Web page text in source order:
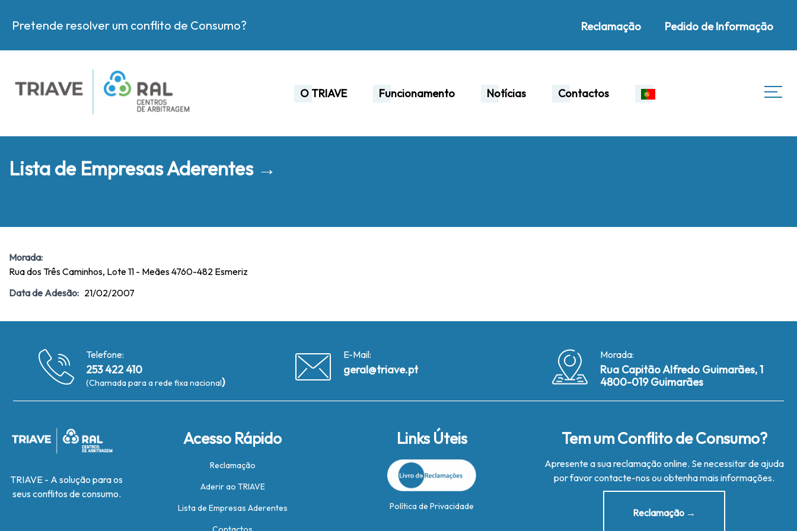
Pretende resolver um conflito de Consumo? Reclamação Pedido de Informação
O TRIAVE Funcionamento Notícias Contactos
Lista de Empresas Aderentes →
Morada:
Rua dos Três Caminhos, Lote 11 - Meães 4760-482 Esmeriz
Data de Adesão: 21/02/2007
Telefone:
253 422 410
(Chamada para a rede fixa nacional)
E-Mail:
geral@triave.pt
Morada:
Rua Capitão Alfredo Guimarães, 1
4800-019 Guimarães
TRIAVE - A solução para os
seus conflitos de consumo.
Acesso Rápido
Reclamação
Aderir ao TRIAVE
Lista de Empresas Aderentes
Links Úteis
Política de Privacidade
Tem um Conflito de Consumo?
Apresente a sua reclamação online. Se necessitar de ajuda
por favor contacte-nos ou obtenha mais informações.
Reclamação →